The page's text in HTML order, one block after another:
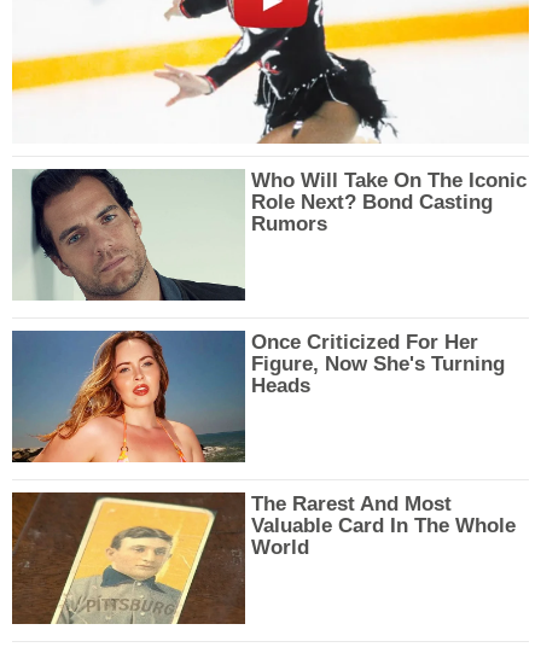
Who Will Take On The Iconic
Role Next? Bond Casting
Rumors
Once Criticized For Her
Figure, Now She's Turning
Heads
The Rarest And Most
Valuable Card In The Whole
World